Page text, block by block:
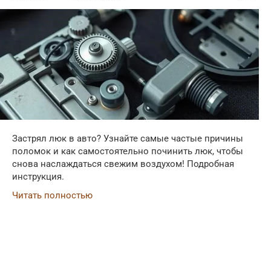
Застрял люк в авто? Узнайте самые частые причины
поломок и как самостоятельно починить люк, чтобы
снова наслаждаться свежим воздухом! Подробная
инструкция.
Читать полностью